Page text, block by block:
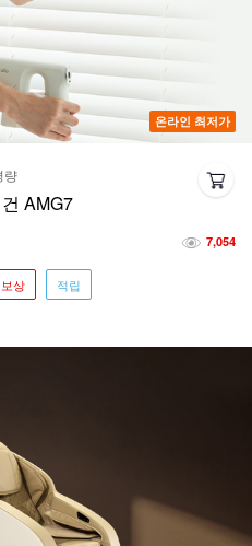
온라인 최저가
량
AMG7
7,054
상 적립